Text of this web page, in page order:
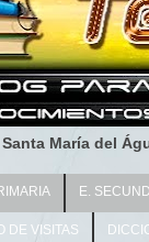
Santa María del
E.
DE VISITAS